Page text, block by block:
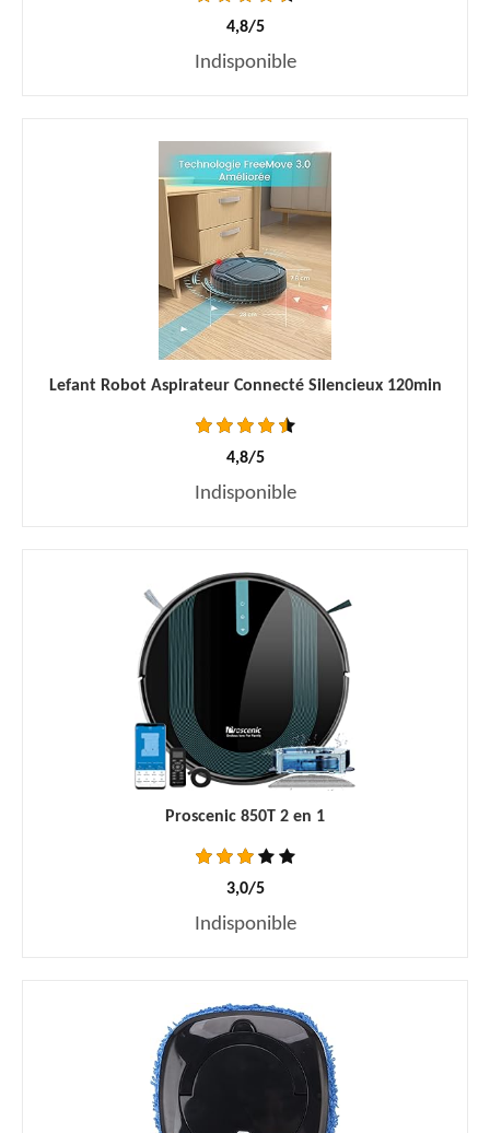
4,8/5
Indisponible
Lefant Robot Aspirateur Connecté Silencieux 120min
4,8/5
Indisponible
Proscenic 850T 2 en 1
3,0/5
Indisponible